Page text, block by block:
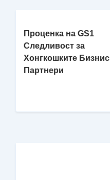
Проценка на GS1
Следливост за
Хонгкошките Бизнис
Партнери